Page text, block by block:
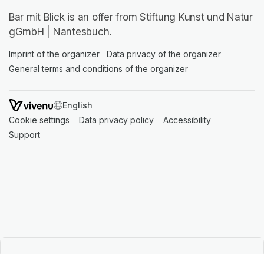
Bar mit Blick is an offer from Stiftung Kunst und Natur
gGmbH | Nantesbuch.
Imprint of the organizer (opens in a new tab)
Data privacy of the organizer
General terms and conditions of the organizer
SWITCH LANGUAGE
Cookie settings (opens in a new tab)
Data privacy policy (opens in a new tab)
Accessibility
Support